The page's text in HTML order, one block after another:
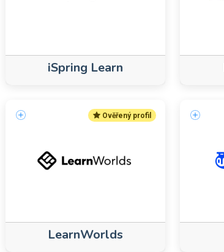
iSpring Learn
Ověřený profil
LearnWorlds